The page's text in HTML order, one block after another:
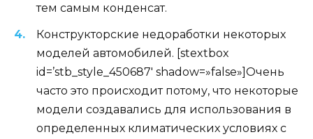
тем самым конденсат.
Конструкторские недоработки некоторых
моделей автомобилей. [stextbox
id=’stb_style_450687′ shadow=»false»]Очень
часто это происходит потому, что некоторые
модели создавались для использования в
определенных климатических условиях с